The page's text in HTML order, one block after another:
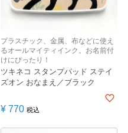
プラスチック、金属、布などに使え
るオールマイティインク。お名前付
けにぴったり！
ツキネコ スタンプパッド ステイ
ズオン おなまえ／ブラック
¥ 770 税込